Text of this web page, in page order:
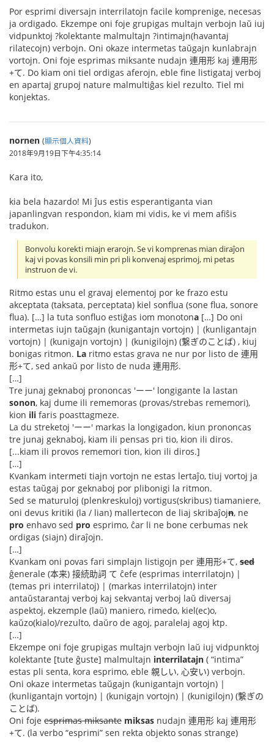
Por esprimi diversajn interrilatojn facile komprenige, necesas
ja ordigado. Ekzempe oni foje grupigas multajn verbojn laŭ iuj
vidpunktoj ?kolektante malmultajn ?intimajn(havantaj
rilatecojn) verbojn. Oni okaze intermetas taŭgajn kunlabrajn
vortojn. Oni foje esprimas miksante nudajn 連用形 kaj 連用形
+て. Do kiam oni tiel ordigas aferojn, eble fine listigataj verboj
en apartaj grupoj nature malmultiĝas kiel rezulto. Tiel mi
konjektas.
nornen (顯示個人資料)
2018年9月19日下午4:35:14
Kara ito,
kia bela hazardo! Mi ĵus estis esperantiganta vian
japanlingvan respondon, kiam mi vidis, ke vi mem afiŝis
tradukon.
Bonvolu korekti miajn erarojn. Se vi komprenas mian diraĵon
kaj vi povas konsili min pri pli konvenaj esprimoj, mi petas
instruon de vi.
Ritmo estas unu el gravaj elementoj por ke frazo estu
akceptata (taksata, perceptata) kiel sonflua (sone flua, sonore
flua). […] la tuta sonfluo estiĝas iom monotona […] Do oni
intermetas iujn taŭgajn (kunigantajn vortojn) | (kunligantajn
vortojn) | (kunigajn vortojn) | (kunigilojn) (繋ぎのことば) , kiuj
bonigas ritmon. La ritmo estas grava ne nur por listo de 連用
形+て, sed ankaŭ por listo de nuda 連用形.
[…]
Tre junaj geknaboj prononcas 'ーー' longigante la lastan
sonon, kaj dume ili rememoras (provas/strebas rememori),
kion ili faris poasttagmeze.
La du streketoj 'ーー' markas la longigadon, kiun prononcas
tre junaj geknaboj, kiam ili pensas pri tio, kion ili diros.
[...kiam ili provos rememori tion, kion ili diros.]
[…]
Kvankam intermeti tiajn vortojn ne estas lertaĵo, tiuj vortoj ja
estas taŭgaj por geknaboj por plibonigi la ritmon.
Sed se maturuloj (plenkreskuloj) vortigus(skribus) tiamaniere,
oni devus kritiki (la / lian) mallertecon de liaj skribaĵojn, ne
pro enhavo sed pro esprimo, ĉar li ne bone cerbumas nek
ordigas (siajn) diraĵojn.
[…]
Kvankam oni povas fari simplajn listigojn per 連用形+て, sed
ĝenerale (本来) 接続助詞 て ĉefe (esprimas interrilatojn) |
(temas pri interrilatoj) | (markas interrilatojn) inter
antaŭstarantaj verboj kaj sekvantaj verboj laŭ diversaj
aspektoj, ekzemple (laŭ) maniero, rimedo, kiel(ec)o,
kaŭzo(kialo)/rezulto, daŭro de agoj, paralelaj agoj ktp.
[…]
Ekzempe oni foje grupigas multajn verbojn laŭ iuj vidpunktoj
kolektante [tute ĝuste] malmultajn interrilatajn ( “intima”
estas pli senta, kora esprimo, eble 親しい, 心安い) verbojn.
Oni okaze intermetas taŭgajn (kunigantajn vortojn) |
(kunligantajn vortojn) | (kunigajn vortojn) | (kunigilojn) (繋ぎの
ことば).
Oni foje esprimas miksante miksas nudajn 連用形 kaj 連用形
+て. (la verbo “esprimi” sen rekta objekto sonas strange)